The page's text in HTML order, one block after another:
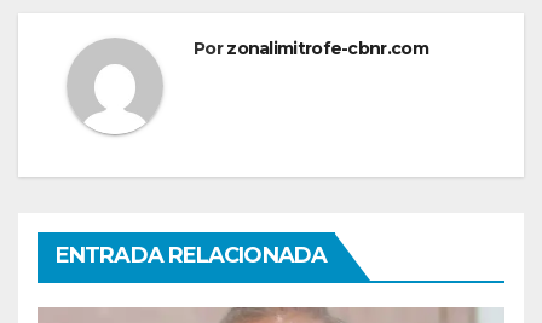
Porzonalimitrofe-cbnr.com
ENTRADA RELACIONADA